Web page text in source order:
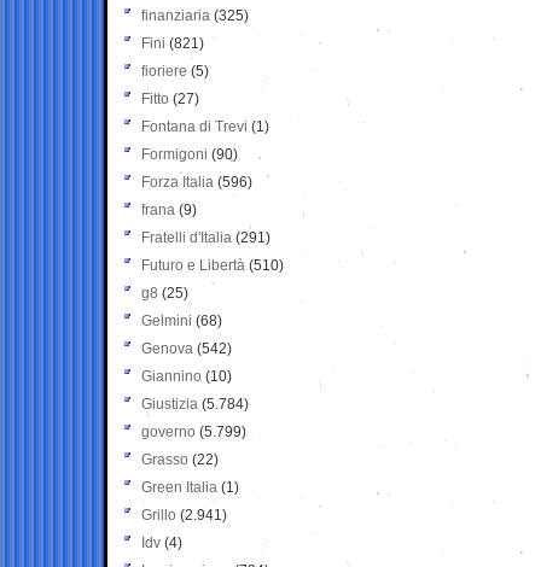
finanziaria (325)
Fini (821)
fioriere (5)
Fitto (27)
Fontana di Trevi (1)
Formigoni (90)
Forza Italia (596)
frana (9)
Fratelli d'Italia (291)
Futuro e Libertà (510)
g8 (25)
Gelmini (68)
Genova (542)
Giannino (10)
Giustizia (5.784)
governo (5.799)
Grasso (22)
Green Italia (1)
Grillo (2.941)
Idv (4)